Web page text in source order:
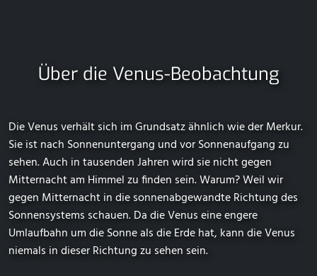
Über die Venus-Beobachtung
Die Venus verhält sich im Grundsatz ähnlich wie der Merkur.
Sie ist nach Sonnenuntergang und vor Sonnenaufgang zu
sehen. Auch in tausenden Jahren wird sie nicht gegen
Mitternacht am Himmel zu finden sein. Warum? Weil wir
gegen Mitternacht in die sonnenabgewandte Richtung des
Sonnensystems schauen. Da die Venus eine engere
Umlaufbahn um die Sonne als die Erde hat, kann die Venus
niemals in dieser Richtung zu sehen sein.